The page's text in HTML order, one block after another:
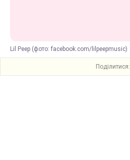
Lil Peep (фото: facebook.com/lilpeepmusic)
Поділитися: